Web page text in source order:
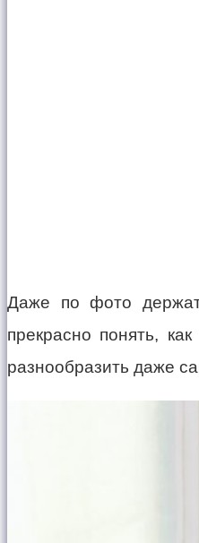
Даже по фото
прекрасно понять,
разнообразить даже